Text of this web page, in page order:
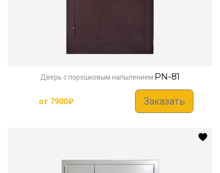
Дверь с порошковым напылением PN-81
от 7900₽ Заказать